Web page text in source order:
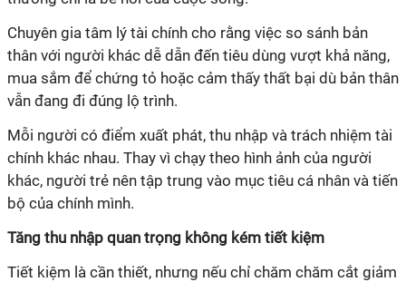
Chuyên gia tâm lý tài chính cho rằng việc so sánh bản
thân với người khác dễ dẫn đến tiêu dùng vượt khả năng,
mua sắm để chứng tỏ hoặc cảm thấy thất bại dù bản thân
vẫn đang đi đúng lộ trình.
Mỗi người có điểm xuất phát, thu nhập và trách nhiệm tài
chính khác nhau. Thay vì chạy theo hình ảnh của người
khác, người trẻ nên tập trung vào mục tiêu cá nhân và tiến
bộ của chính mình.
Tăng thu nhập quan trọng không kém tiết kiệm
Tiết kiệm là cần thiết, nhưng nếu chỉ chăm chăm cắt giảm